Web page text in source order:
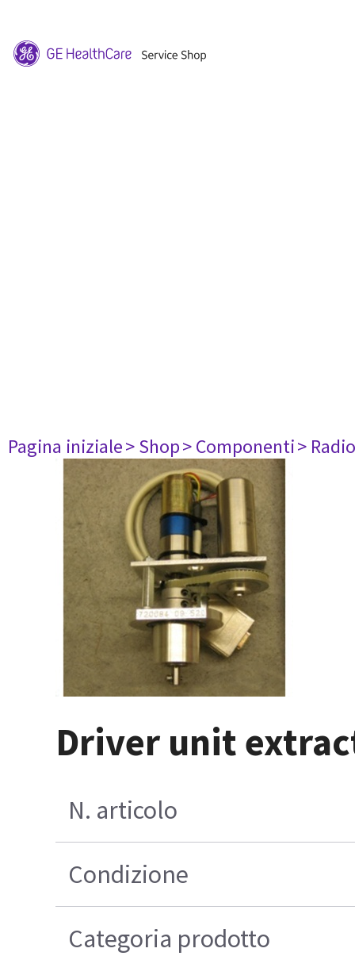
Pagina iniziale> Shop> Componenti>
Driver unit
N. articolo
Condizione
Categoria prodotto